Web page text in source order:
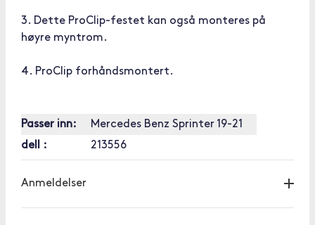
3. Dette ProClip-festet kan også monteres på
høyre myntrom.
4. ProClip forhåndsmontert.
Passer inn:
Mercedes Benz Sprinter 19-21
dell :
213556
Anmeldelser